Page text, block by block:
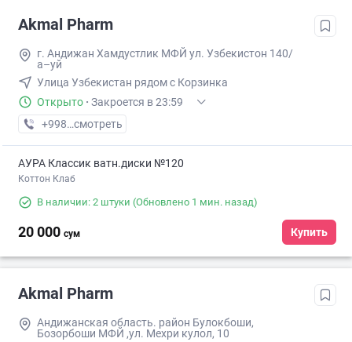
Akmal Pharm
г. Андижан Хамдустлик МФЙ ул. Узбекистон 140/
а–уй
Улица Узбекистан рядом с Корзинка
Открыто · Закроется в 23:59
+998 (90) XXX-XX-XX
смотреть
АУРА Классик ватн.диски №120
Коттон Клаб
В наличии: 2 штуки (Обновлено 1 мин. назад)
20 000 сум Купить
Akmal Pharm
Андижанская область. район Булокбоши,
Бозорбоши МФЙ ,ул. Мехри кулол, 10